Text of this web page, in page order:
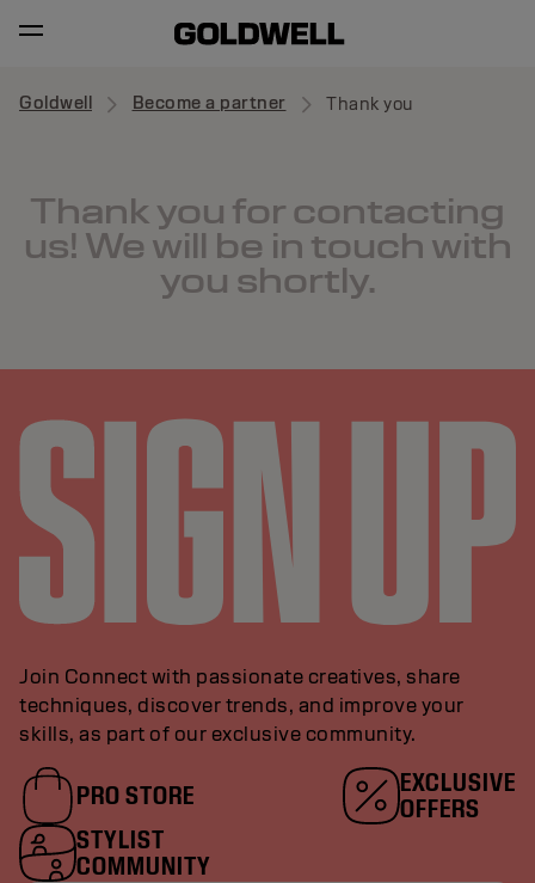
Goldwell Become a partner Thank you
Thank you for contacting
us! We will be in touch with
you shortly.
Join Connect with passionate creatives, share
techniques, discover trends, and improve your
skills, as part of our exclusive community.
PRO STORE
EXCLUSIVE
OFFERS
STYLIST
COMMUNITY